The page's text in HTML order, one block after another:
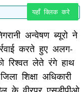
यहाँ क्लिक करे
अन्वेषण ब्यूरो ने
करते हुए अलग-
रिश्वत लेते रंगे हाथ
शिक्षा अधिकारी